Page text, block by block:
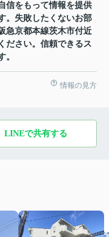
信をもって情報を提供
。失敗したくないお部
急京都本線茨木市付近
ださい。信頼できるス
。
情報の見方
LINEで共有する